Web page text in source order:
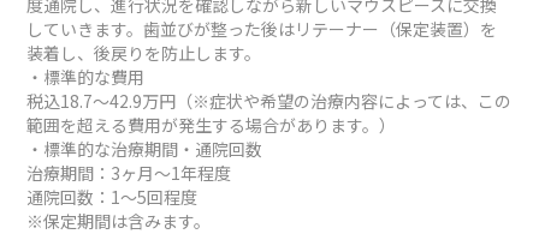
していきます。歯並びが整った後はリテーナー（保定装置）を
装着し、後戻りを防止します。
・標準的な費用
税込18.7～42.9万円（※症状や希望の治療内容によっては、この
範囲を超える費用が発生する場合があります。）
・標準的な治療期間・通院回数
治療期間：3ヶ月～1年程度
通院回数：1～5回程度
※保定期間は含みます。